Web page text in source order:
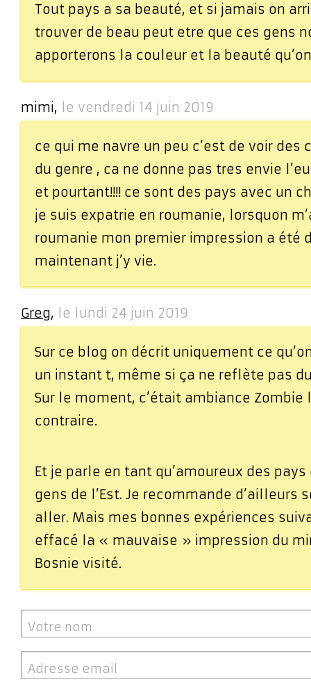
Tout pays a sa beauté, et si jamais on
trouver de beau peut etre que ces gens
apporterons la couleur et la beauté
mimi, le vendredi 14 juin 2019
ce qui me navre un peu c’est de voir des
du genre , ca ne donne pas tres envie
et pourtant!!!! ce sont des pays avec un
je suis expatrie en roumanie, lorsquon
roumanie mon premier impression a été
maintenant j’y vie.
Greg, le lundi 24 juin 2019
Sur ce blog on décrit uniquement ce
un instant t, même si ça ne reflète pas
Sur le moment, c’était ambiance Zombie
contraire.
Et je parle en tant qu’amoureux des pays
gens de l’Est. Je recommande d’ailleurs
aller. Mais mes bonnes expériences
effacé la « mauvaise » impression du
Bosnie visité.
Votre nom
Adresse email